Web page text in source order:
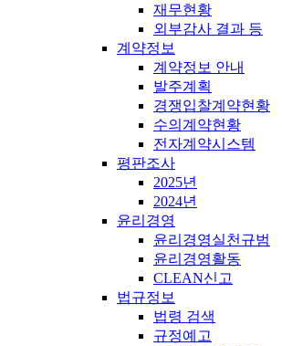
재무현황
외부감사 결과 등
계약정보
계약정보 안내
발주계획
경쟁입찰계약현황
수의계약현황
전자계약시스템
평판조사
2025년
2024년
윤리경영
윤리경영실천규범
윤리경영활동
CLEAN신고
법규정보
법령 검색
규정예고